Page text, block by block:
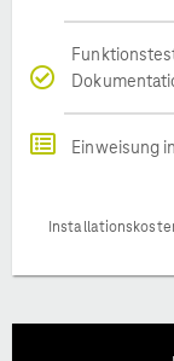
Einweisung